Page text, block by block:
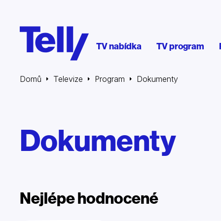
TV nabídka TV program
Domů Televize Program Dokumenty
Dokumenty
Nejlépe hodnocené